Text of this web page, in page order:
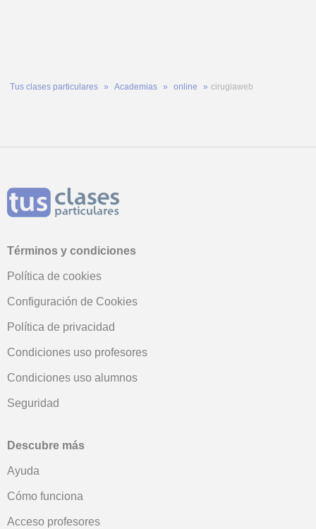
Tus clases particulares Academias online cirugiaweb
Términos y condiciones
Política de cookies
Configuración de Cookies
Política de privacidad
Condiciones uso profesores
Condiciones uso alumnos
Seguridad
Descubre más
Ayuda
Cómo funciona
Acceso profesores